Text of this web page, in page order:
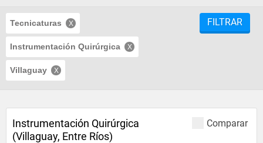
Tecnicaturas
Instrumentación Quirúrgica
Villaguay
FILTRAR
Comparar
Instrumentación Quirúrgica
(Villaguay, Entre Ríos)